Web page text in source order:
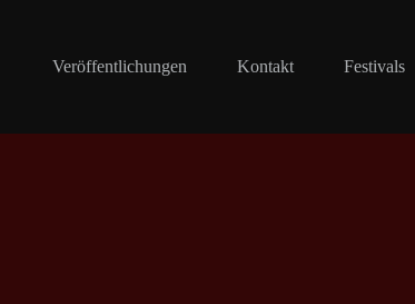
Veröffentlichungen Kontakt Festivals